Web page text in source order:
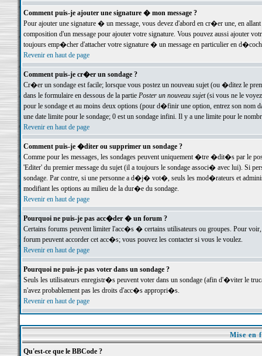
Comment puis-je ajouter une signature � mon message ?
Pour ajouter une signature � un message, vous devez d'abord en cr�er une, en
composition d'un message pour ajouter votre signature. Vous pouvez aussi ajouter
toujours emp�cher d'attacher votre signature � un message en particulier en
Revenir en haut de page
Comment puis-je cr�er un sondage ?
Cr�er un sondage est facile; lorsque vous postez un nouveau sujet (ou �ditez le
dans le formulaire en dessous de la partie Poster un nouveau sujet(si vous ne le voyez
pour le sondage et au moins deux options (pour d�finir une option, entrez son nom
une date limite pour le sondage; 0 est un sondage infini. Il y a une limite pour le
Revenir en haut de page
Comment puis-je �diter ou supprimer un sondage ?
Comme pour les messages, les sondages peuvent uniquement �tre �dit�s par le
'Editer' du premier message du sujet (il a toujours le sondage associ� avec lui). Si
sondage. Par contre, si une personne a d�j� vot�, seuls les mod�rateurs et
modifiant les options au milieu de la dur�e du sondage.
Revenir en haut de page
Pourquoi ne puis-je pas acc�der � un forum ?
Certains forums peuvent limiter l'acc�s � certains utilisateurs ou groupes. Pour
forum peuvent accorder cet acc�s; vous pouvez les contacter si vous le voulez.
Revenir en haut de page
Pourquoi ne puis-je pas voter dans un sondage ?
Seuls les utilisateurs enregistr�s peuvent voter dans un sondage (afin d'�viter le
n'avez probablement pas les droits d'acc�s appropri�s.
Revenir en haut de page
Mise en
Qu'est-ce que le BBCode ?